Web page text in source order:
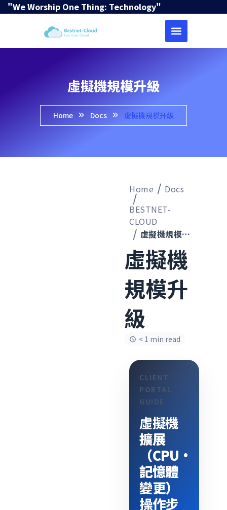
"We Worship One Thing: Technology"
虛擬機規模升級
Home Docs 虛擬機規模升級
Home
Docs
BESTNET-
CLOUD
虛擬機規模升級
虛擬機
規模升
級
< 1 min read
CLIENT
PORTAL
GUIDE
虛擬機
擴展
（CPU·
記憶體
變更）
操作步